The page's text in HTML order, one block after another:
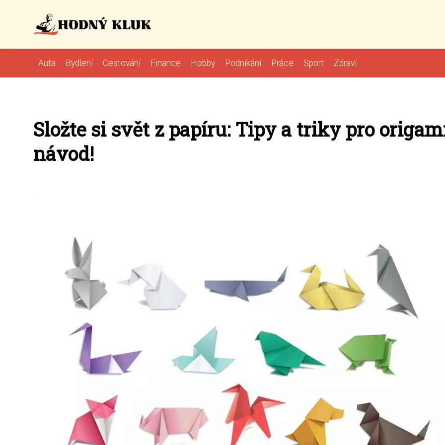
Auta Bydlení Cestování Finance Hobby Podnikání Práce Sport Zdraví
Složte si svět z papíru: Tipy a triky pro
návod!